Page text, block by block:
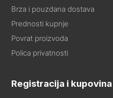
Brza i pouzdana dostava
Prednosti kupnje
Povrat proizvoda
Polica privatnosti
Registracija i kupovina